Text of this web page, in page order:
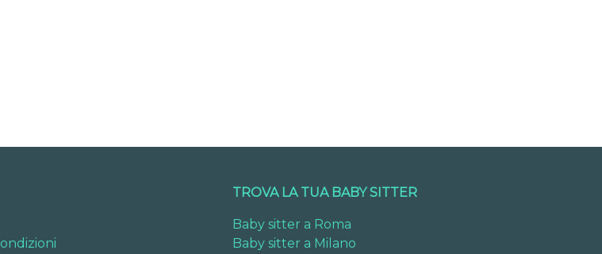
TROVA LA TUA BABY SITTER
Baby sitter a Roma
Baby sitter a Milano